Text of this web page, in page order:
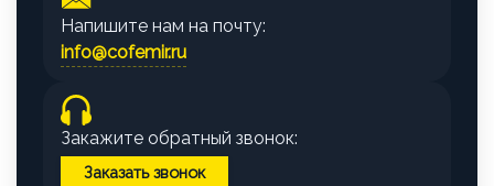
Напишите нам на почту:
info@cofemir.ru
Закажите обратный звонок:
Заказать звонок